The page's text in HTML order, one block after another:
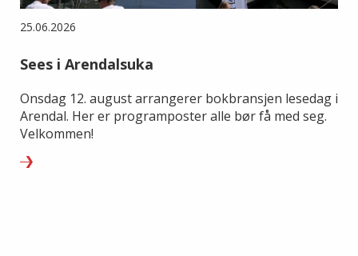
25.06.2026
Sees i Arendalsuka
Onsdag 12. august arrangerer bokbransjen lesedag i
Arendal. Her er programposter alle bør få med seg.
Velkommen!